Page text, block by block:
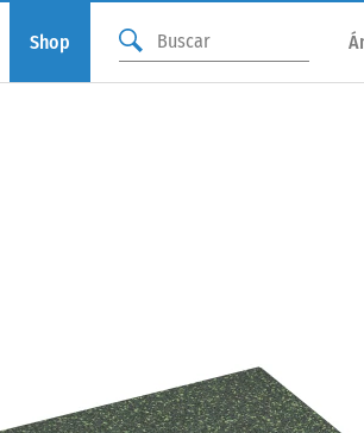
Shop